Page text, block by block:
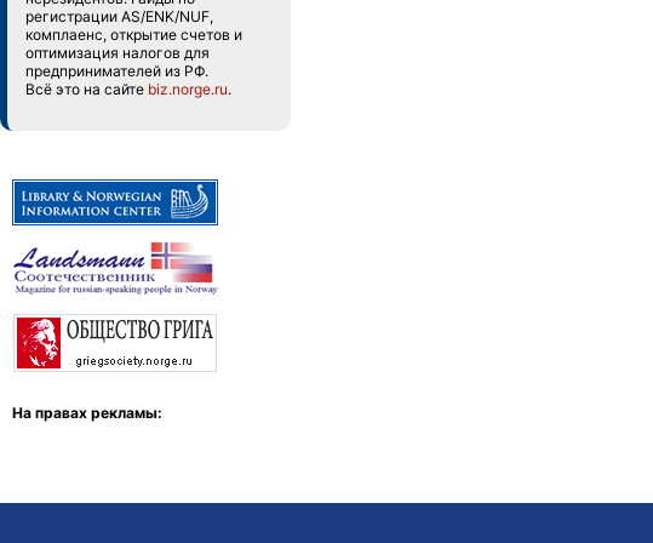
регистрации AS/ENK/NUF,
комплаенс, открытие счетов и
оптимизация налогов для
предпринимателей из РФ.
Всё это на сайте biz.norge.ru.
На правах рекламы: